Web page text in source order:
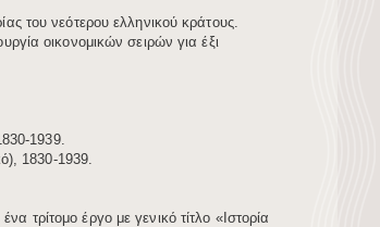
του νεότερου ελληνικού κράτους.
οικονομικών σειρών για έξι
1939.
1830-1939.
τρίτομο έργο με γενικό τίτλο «Ιστορία